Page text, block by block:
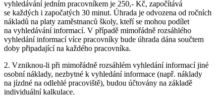
vyhledávání jedním pracovníkem je 250,- Kč, započítává
se každých i započatých 30 minut. Úhrada je odvozena od ročních
nákladů na platy zaměstnanců školy, kteří se mohou podílet
na vyhledávání informací. V případě mimořádně rozsáhlého
vyhledání informací více pracovníky bude úhrada dána součtem
doby připadající na každého pracovníka.
2. Vzniknou-li při mimořádně rozsáhlém vyhledání informací jiné
osobní náklady, nezbytné k vyhledání informace (např. náklady
na jízdné na odlehlé pracoviště), budou účtovány na základě
individuální kalkulace.